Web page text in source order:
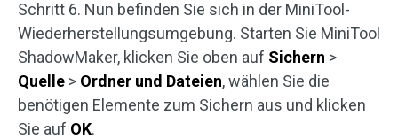
Schritt 6. Nun befinden Sie sich in der MiniTool-
Wiederherstellungsumgebung. Starten Sie MiniTool
ShadowMaker, klicken Sie oben auf Sichern >
Quelle > Ordner und Dateien, wählen Sie die
benötigen Elemente zum Sichern aus und klicken
Sie auf OK.